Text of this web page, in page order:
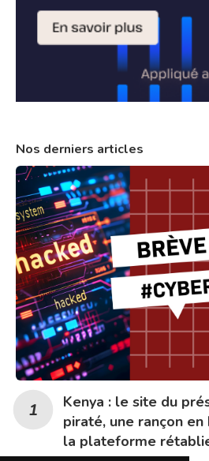
Nos derniers articles
Kenya : le site du
piraté, une rançon
la plateforme